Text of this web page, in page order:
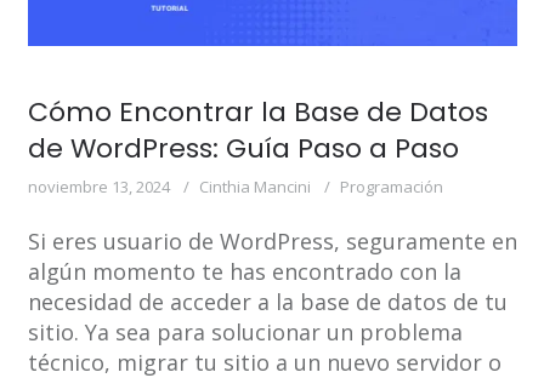
Cómo Encontrar la Base de Datos
de WordPress: Guía Paso a Paso
noviembre 13, 2024 Cinthia Mancini Programación
Si eres usuario de WordPress, seguramente en
algún momento te has encontrado con la
necesidad de acceder a la base de datos de tu
sitio. Ya sea para solucionar un problema
técnico, migrar tu sitio a un nuevo servidor o